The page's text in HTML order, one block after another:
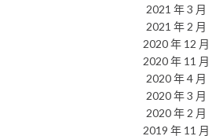
2021 年 3 月
2021 年 2 月
2020 年 12 月
2020 年 11 月
2020 年 4 月
2020 年 3 月
2020 年 2 月
2019 年 11 月